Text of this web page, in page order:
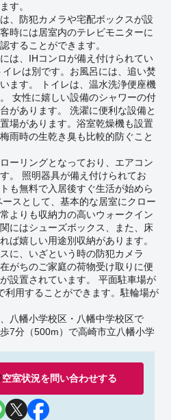
す。
、防犯カメラや宅配ボックスが設
時には居室内のテレビモニターに
することができます。
は、IHコンロが備え付けられてい
レは別です。お風呂には、追い焚
ます。 トイレは、温水洗浄便座機
女性に嬉しい設備のシャワーの付
があります。 洗濯に便利な設備と
場があります。浴室乾燥機も設置
雨時の生乾き臭も比較的防ぐこと
ーリングとなっており、エアコン
。 照明器具が備え付けられてお
も無料で入居後すぐ生活が始めら
スとして、基本的な居室にクロー
よりも収納力の高いウォークイン
にはシューズボックス、また、床
ば嬉しい用途別収納があります。
に、いざという時の防犯カメラ
がちのご家庭の荷物受け取りに便
設置されています。 平面駐車場が
利用することができます。駐輪場が
八幡小学校区・八幡中学校区で
7分（500m）で高崎市立八幡小学
空室状況を問い合わせする